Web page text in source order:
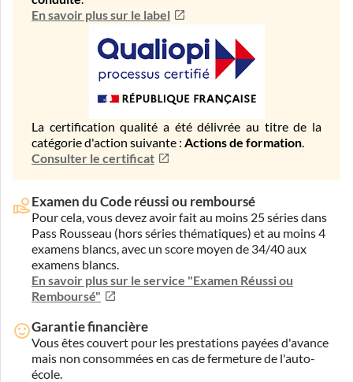
En savoir plus sur le label
La certification qualité a été délivrée au titre de la
catégorie d'action suivante : Actions de formation.
Consulter le certificat
Examen du Code réussi ou remboursé
Pour cela, vous devez avoir fait au moins 25 séries dans
Pass Rousseau (hors séries thématiques) et au moins 4
examens blancs, avec un score moyen de 34/40 aux
examens blancs.
En savoir plus sur le service "Examen Réussi ou
Remboursé"
Garantie financière
Vous êtes couvert pour les prestations payées d'avance
mais non consommées en cas de fermeture de l'auto-
école.